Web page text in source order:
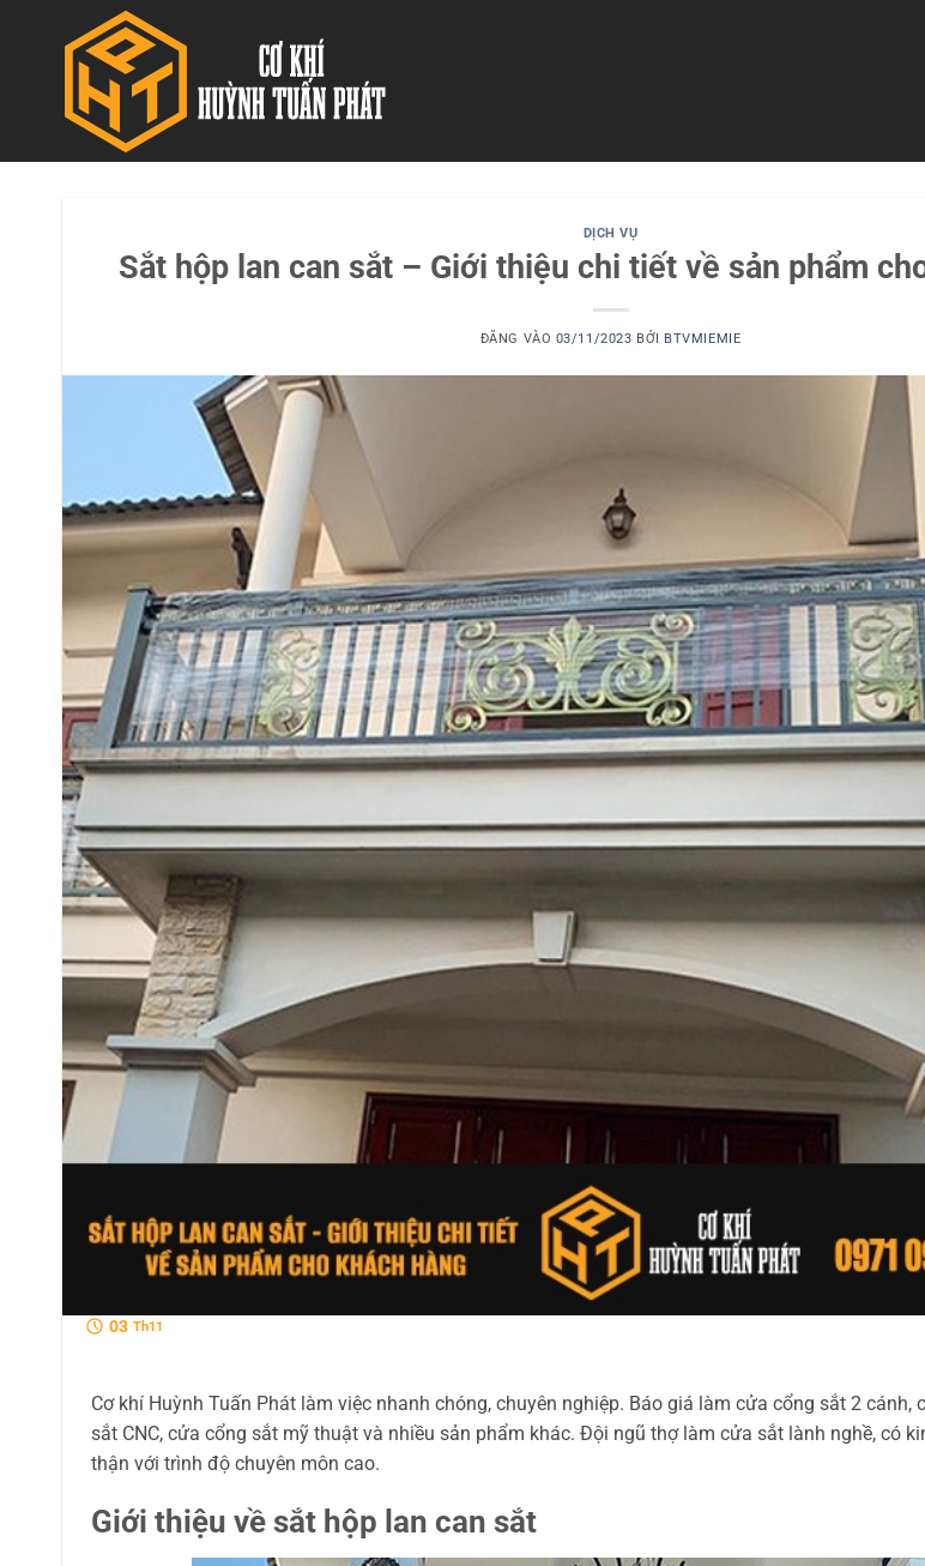
DỊCH VỤ
Sắt hộp lan can sắt – Giới thiệu chi tiết về sản phẩm
ĐĂNG VÀO 03/11/2023 BỞI BTVMIEMIE
03 Th11
Cơ khí Huỳnh Tuấn Phát làm việc nhanh chóng, chuyên nghiệp. Báo giá làm cửa cổng sắt 2 cánh,
sắt CNC, cửa cổng sắt mỹ thuật và nhiều sản phẩm khác. Đội ngũ thợ làm cửa sắt lành nghề, có
thận với trình độ chuyên môn cao.
Giới thiệu về sắt hộp lan can sắt